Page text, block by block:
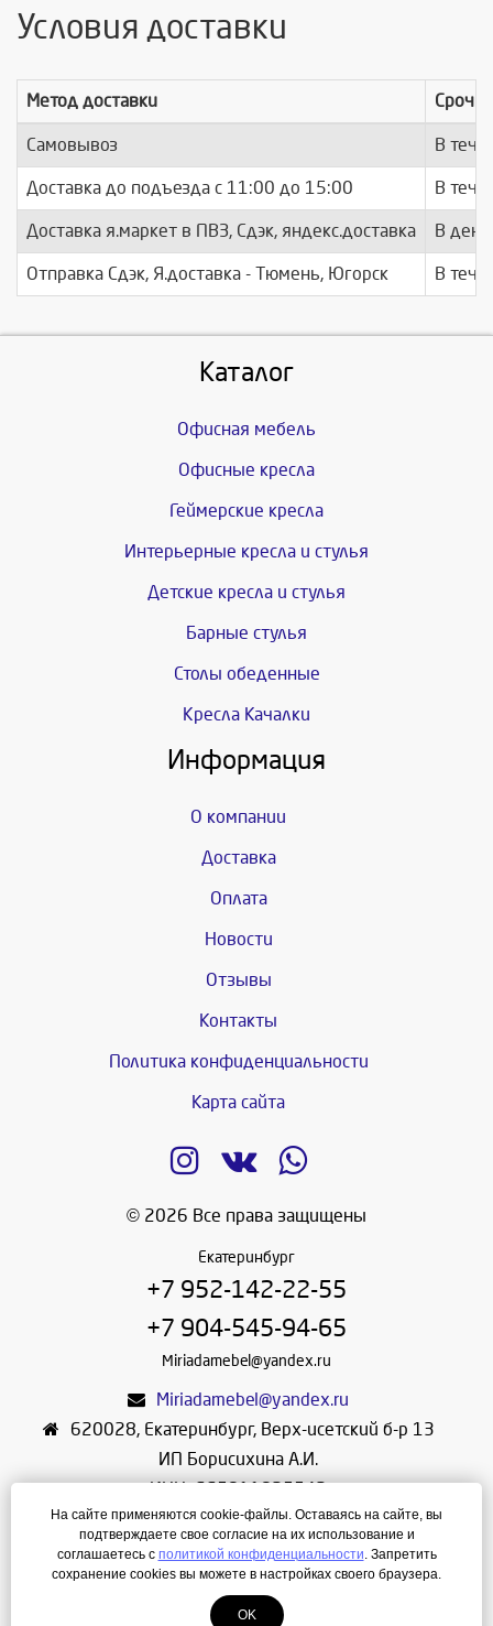
Условия доставки
Метод доставки
Самовывоз В
Доставка до подъезда c 11:00 до 15:00 В
Доставка я.маркет в ПВЗ, Сдэк, яндекс.доставка В день
Отправка Сдэк, Я.доставка - Тюмень, Югорск В
Каталог
Офисная мебель
Офисные кресла
Геймерские кресла
Интерьерные кресла и стулья
Детские кресла и стулья
Барные стулья
Столы обеденные
Кресла Качалки
Информация
О компании
Доставка
Оплата
Новости
Отзывы
Контакты
Политика конфиденциальности
Карта сайта
© 2026 Все права защищены
Екатеринбург
+7 952-142-22-55
+7 904-545-94-65
Miriadamebel@yandex.ru
Miriadamebel@yandex.ru
620028, Екатеринбург, Верх-исетский б-р 13
ИП Борисихина А.И.
ИНН: 665811825542
ОГРНИП: 312665804600057
Режим работы: Ежедневно с 10-30 до 19-30
На сайте применяются cookie-файлы. Оставаясь на сайте, вы
подтверждаете свое согласие на их использование и
соглашаетесь с политикой конфиденциальности. Запретить
сохранение cookies вы можете в настройках своего браузера.
OK